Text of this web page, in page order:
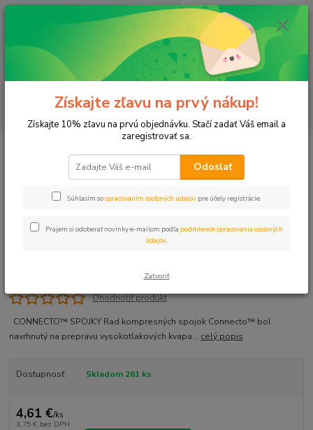
Menu
(Po-Pia, 8-17 hod.)
ks
za0 €
L-kus 32 x 32 - 3/4" s odbočkou
L-kus 32 x 32 - 3/4" s odbočkou
Ohodnotiť produkt
CONNECTO™ SPOJKY Rad kompresných spojok Connecto™ bol
navrhnutý na prepravu vysokotlakových kvapa... celý popis
Dostupnosť Skladom 261 ks
4,61 €/ks
3,75 € bez DPH
Získajte zľavu na prvý nákup!
Získajte 10% zľavu na prvú objednávku. Stačí zadať Váš email a
zaregistrovať sa.
Odoslať
Súhlasím sospracovaním osobných údajov pre účely registrácie.
Prajem si odoberať novinky e-mailom podľa podmienok spracovania osobných
údajov
Zatvoriť